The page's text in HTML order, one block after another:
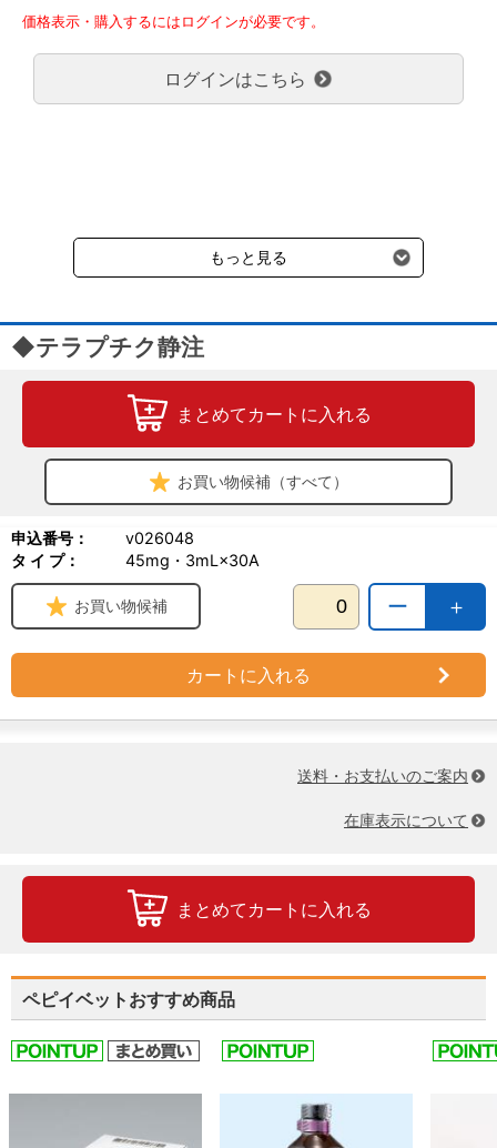
ご了承のほどよろしくお願い致します。
弊社都合でお届けが２回以上に分かれる場合の送料負担は、１回分
のみで新たな送料は発生しません。
大型商品送料が必要な商品をご注文の場合は、大型商品送料のみご
負担頂きます。
受けます。
価格表示・購入するにはログインが必要です。
ログインはこちら
もっと見る
◆テラプチク静注
まとめてカートに入れる
お買い物候補（すべて）
申込番号：
v026048
タ イ プ：
45mg・3mL×30A
＋
ー
お買い物候補
カートに入れる
送料・お支払いのご案内
在庫表示について
まとめてカートに入れる
ペピイベットおすすめ商品